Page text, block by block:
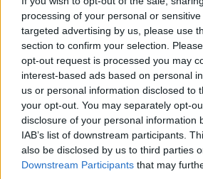
processing of your personal or
targeted advertising by us, please use
section to confirm your selection.
opt-out request is processed you may
interest-based ads based on personal
us or personal information disclosed to
your opt-out. You may separately opt-
disclosure of your personal information
IAB’s list of downstream participants.
also be disclosed by us to third parties
Downstream Participants that may
Στρώνουμε μια στρογγυλή φόρμα